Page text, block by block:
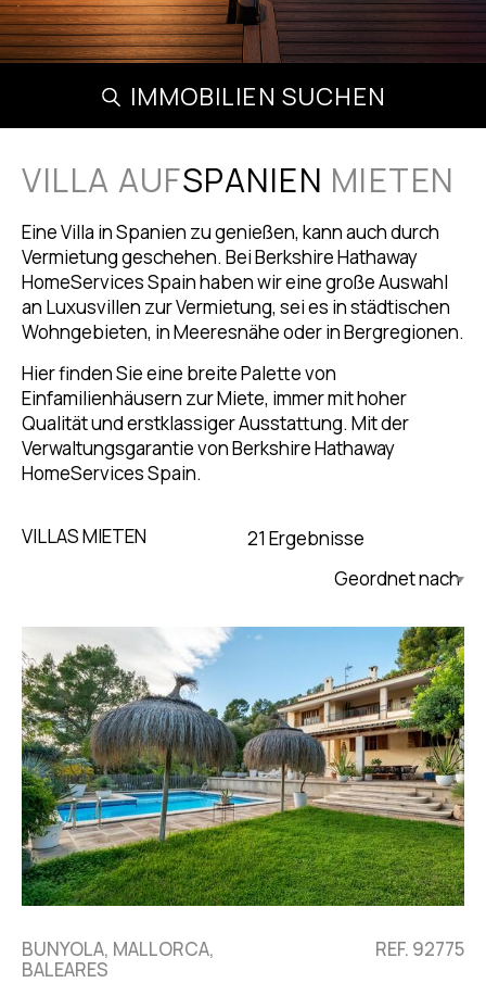
IMMOBILIEN SUCHEN
VILLA AUFSPANIEN MIETEN
Eine Villa in Spanien zu genießen, kann auch durch
Vermietung geschehen. Bei Berkshire Hathaway
HomeServices Spain haben wir eine große Auswahl
an Luxusvillen zur Vermietung, sei es in städtischen
Wohngebieten, in Meeresnähe oder in Bergregionen.
Hier finden Sie eine breite Palette von
Einfamilienhäusern zur Miete, immer mit hoher
Qualität und erstklassiger Ausstattung. Mit der
Verwaltungsgarantie von Berkshire Hathaway
HomeServices Spain.
VILLAS MIETEN
Updated Descending
21 Ergebnisse
BUNYOLA, MALLORCA,
BALEARES
REF. 92775